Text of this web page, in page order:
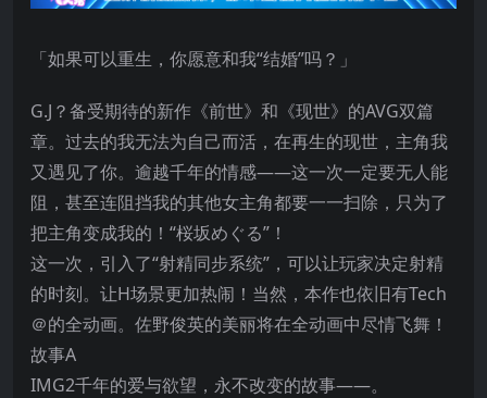
「如果可以重生，你愿意和我“结婚”吗？」
G.J？备受期待的新作《前世》和《现世》的AVG双篇
章。过去的我无法为自己而活，在再生的现世，主角我
又遇见了你。逾越千年的情感——这一次一定要无人能
阻，甚至连阻挡我的其他女主角都要一一扫除，只为了
把主角变成我的！“桜坂めぐる”！
这一次，引入了“射精同步系统”，可以让玩家决定射精
的时刻。让H场景更加热闹！当然，本作也依旧有Tech
＠的全动画。佐野俊英的美丽将在全动画中尽情飞舞！
故事A
IMG2千年的爱与欲望，永不改变的故事——。